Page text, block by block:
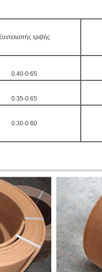
τριβής
0.40-0.65
0.35-0.65
0.30-0.60